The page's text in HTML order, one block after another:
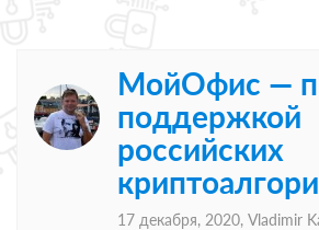
МойОфис —
поддержкой
российских
17 декабря, 2020, Vladimir